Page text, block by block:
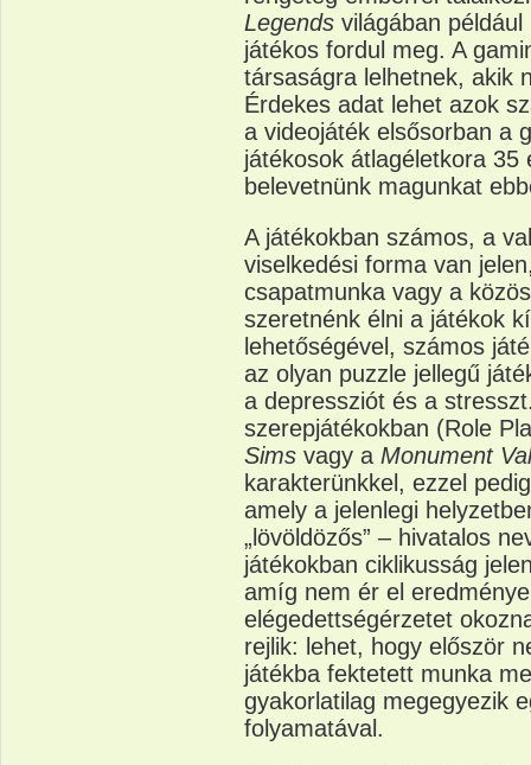
Legends világában
játékos fordul meg. A
társaságra lelhetnek, akik
Érdekes adat lehet azok
a videojáték elsősorban a
játékosok átlagéletkora
belevetnünk magunkat
A játékokban számos, a
viselkedési forma van
csapatmunka vagy a
szeretnénk élni a játékok
lehetőségével, számos
az olyan puzzle jellegű
a depressziót és a
szerepjátékokban (Role
Sims vagy a Monument
karakterünkkel, ezzel
amely a jelenlegi
„lövöldözős” – hivatalos
játékokban ciklikusság
amíg nem ér el
elégedettségérzetet
rejlik: lehet, hogy először
játékba fektetett munka
gyakorlatilag megegyezik
folyamatával.